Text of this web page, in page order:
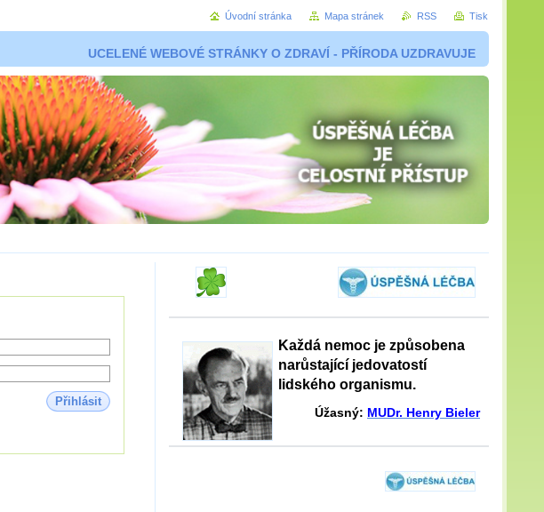
UCELENÉ WEBOVÉ STRÁNKY O ZDRAVÍ - PŘÍRODA UZDRAVUJE
Přihlásit
Každá nemoc je způsobena
narůstající jedovatostí
lidského organismu.
Úžasný: MUDr. Henry Bieler
Úvodní stránka Mapa stránek RSS Tisk